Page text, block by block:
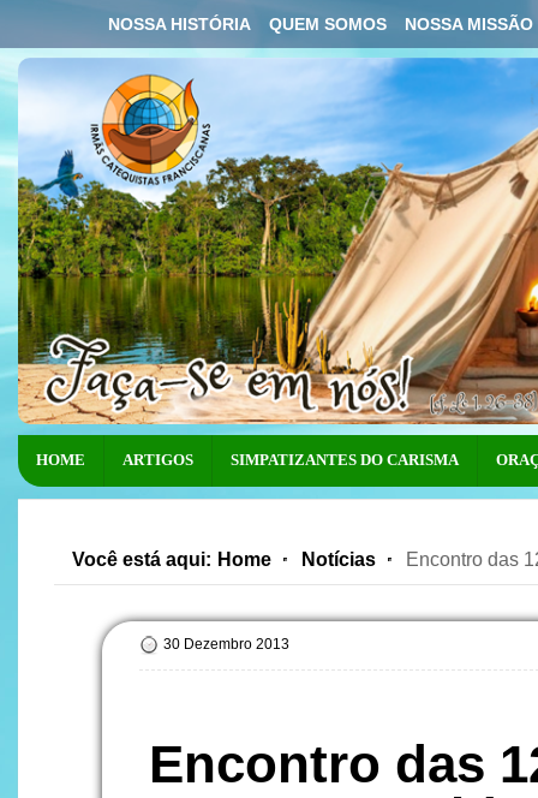
NOSSA HISTÓRIA QUEM SOMOS NOSSA MISSÃO
HOME ARTIGOS SIMPATIZANTES DO CARISMA
Você está aqui: Home Notícias Encontro das
30 Dezembro 2013
Encontro das